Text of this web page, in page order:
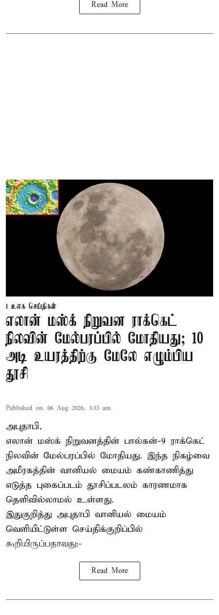
Read More
உலக செய்திகள்
எலான் மஸ்க் நிறுவன ராக்கெட்
நிலவின் மேல்பரப்பில் மோதியது; 10
அடி உயரத்திற்கு மேலே எழும்பிய
தூசி
Published on: 06 Aug 2026, 3:33 am
அபுதாபி,
எலான் மஸ்க் நிறுவனத்தின் பால்கன்-9 ராக்கெட்
நிலவின் மேல்பரப்பில் மோதியது. இந்த நிகழ்வை
அமீரகத்தின் வானியல் மையம் கண்காணித்து
எடுத்த புகைப்படம் தூசிப்படலம் காரணமாக
தெளிவில்லாமல் உள்ளது.
இதுகுறித்து அபுதாபி வானியல் மையம்
வெளியிட்டுள்ள செய்திக்குறிப்பில்
கூறியிருப்பதாவது:-
Read More